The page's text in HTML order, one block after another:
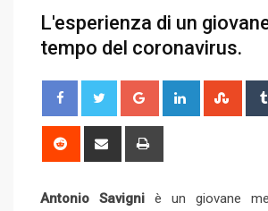
L'esperienza di un
tempo del coronavirus.
o
e
i
d
t
l
e
d
h
r
r
Antonio Savigni è un giovane